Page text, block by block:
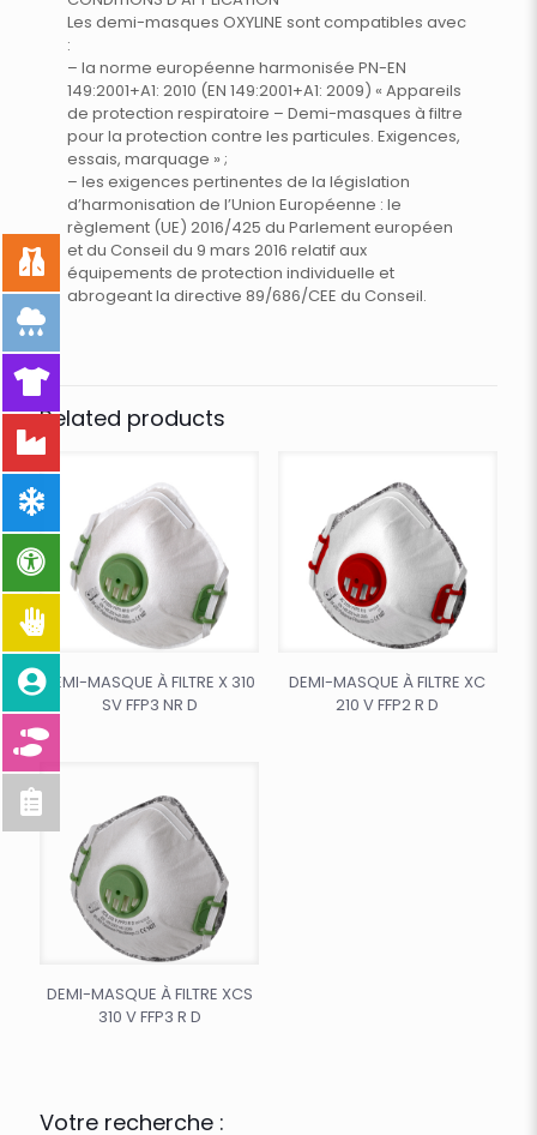
Les demi-masques OXYLINE sont compatibles avec
:
– la norme européenne harmonisée PN-EN
149:2001+A1: 2010 (EN 149:2001+A1: 2009) « Appareils
de protection respiratoire – Demi-masques à filtre
pour la protection contre les particules. Exigences,
essais, marquage » ;
– les exigences pertinentes de la législation
d’harmonisation de l’Union Européenne : le
règlement (UE) 2016/425 du Parlement européen
et du Conseil du 9 mars 2016 relatif aux
équipements de protection individuelle et
abrogeant la directive 89/686/CEE du Conseil.
Related products
DEMI-MASQUE À FILTRE X 310
SV FFP3 NR D
DEMI-MASQUE À FILTRE XC
210 V FFP2 R D
DEMI-MASQUE À FILTRE XCS
310 V FFP3 R D
Votre recherche :